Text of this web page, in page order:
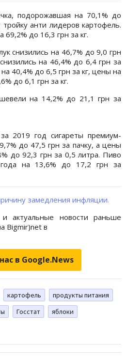
подорожавшая на 70,1% до
тройку анти лидеров картофель.
до 16,3 грн за кг.
снизились на 46,7% до 9,0 грн
на 46,4% до 6,4 грн за
40,4% до 6,5 грн за кг, цены на
до 6,1 грн за кг.
на 14,2% до 21,1 грн за
2019 год сигареты премиум-
до 47,5 грн за пачку, а цены
до 92,3 грн за 0,5 литра. Пиво
на 13,6% до 17,2 грн за
замедления инфляции.
актуальные новости раньше
Bigmir)net в
в Google.News
картофель
продукты питания
Госстат
яблоки